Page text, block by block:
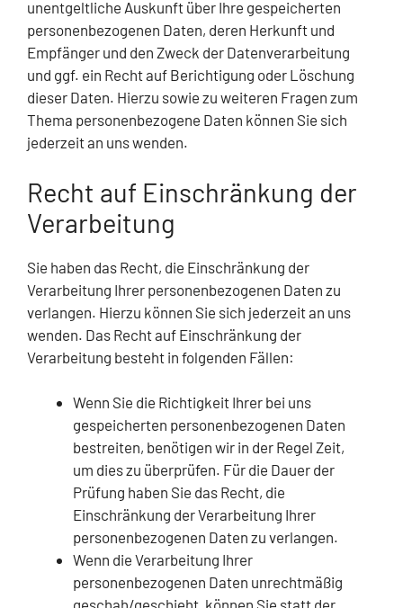
unentgeltliche Auskunft über Ihre gespeicherten
personenbezogenen Daten, deren Herkunft und
Empfänger und den Zweck der Datenverarbeitung
und ggf. ein Recht auf Berichtigung oder Löschung
dieser Daten. Hierzu sowie zu weiteren Fragen zum
Thema personenbezogene Daten können Sie sich
jederzeit an uns wenden.
Recht auf Einschränkung der
Verarbeitung
Sie haben das Recht, die Einschränkung der
Verarbeitung Ihrer personenbezogenen Daten zu
verlangen. Hierzu können Sie sich jederzeit an uns
wenden. Das Recht auf Einschränkung der
Verarbeitung besteht in folgenden Fällen:
Wenn Sie die Richtigkeit Ihrer bei uns
gespeicherten personenbezogenen Daten
bestreiten, benötigen wir in der Regel Zeit,
um dies zu überprüfen. Für die Dauer der
Prüfung haben Sie das Recht, die
Einschränkung der Verarbeitung Ihrer
personenbezogenen Daten zu verlangen.
Wenn die Verarbeitung Ihrer
personenbezogenen Daten unrechtmäßig